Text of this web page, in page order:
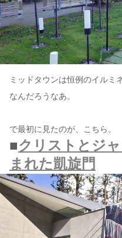
ミッドタウンは恒例のイルミ
なんだろうなあ。
で最初に見たのが、こちら。
■クリストとジ
まれた凱旋門